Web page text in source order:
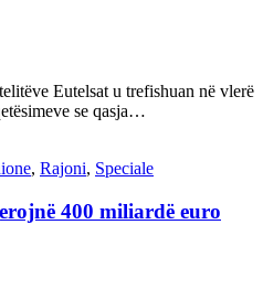
Eutelsat u trefishuan në vlerë
se qasja…
, Rajoni, Speciale
400 miliardë euro